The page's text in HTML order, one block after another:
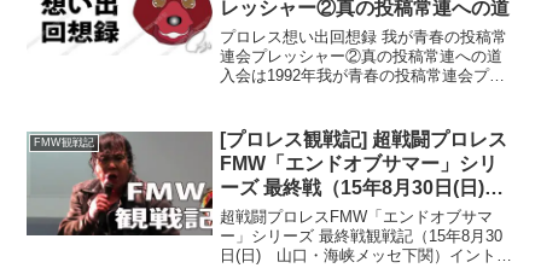
レッシャー②真の投稿常連への道
プロレス想い出回想録 我が青春の投稿常
連会プレッシャー②真の投稿常連への道
入会は1992年我が青春の投稿常連会プレ
年。テストに合格して入門を許された同
期は確か10...
FMW観戦記
[プロレス観戦記] 超戦闘プロレス
FMW「エンドオブサマー」シリ
ーズ 最終戦（15年8月30日(日)
山口・海峡メッセ下関）
超戦闘プロレスFMW「エンドオブサマ
ー」シリーズ 最終戦観戦記（15年8月30
日(日) 山口・海峡メッセ下関）イントロ